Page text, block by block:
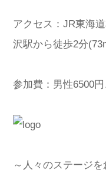
アクセス：JR東海
沢駅から徒歩2分
参加費：男性6500
～人々のステージを